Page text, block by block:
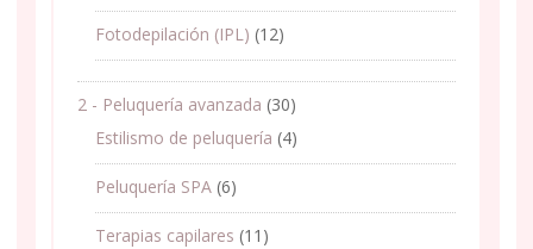
Fotodepilación (IPL) (12)
2 - Peluquería avanzada (30)
Estilismo de peluquería (4)
Peluquería SPA (6)
Terapias capilares (11)